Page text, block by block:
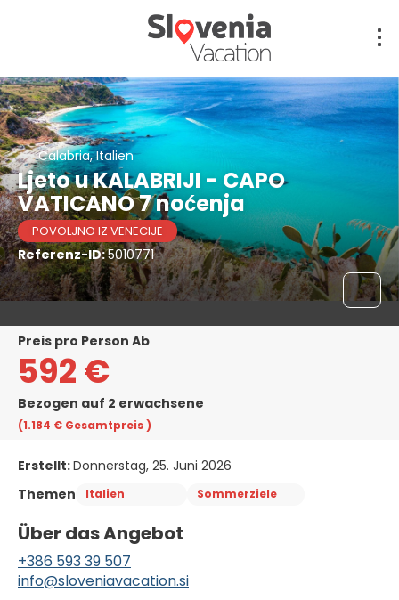
Calabria, Italien
Ljeto u KALABRIJI - CAPO
VATICANO 7 noćenja
POVOLJNO IZ VENECIJE
Referenz-ID:5010771
Preis pro Person Ab
592 €
Bezogen auf 2 erwachsene
(1.184 € Gesamtpreis)
Erstellt:Donnerstag, 25. Juni 2026
Themen
Italien Sommerziele
Über das Angebot
+386 593 39 507
info@sloveniavacation.si